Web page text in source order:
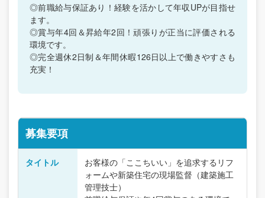
◎前職給与保証あり！経験を活かして年収UPが目指せ
ます。
◎賞与年4回＆昇給年2回！頑張りが正当に評価される
環境です。
◎完全週休2日制＆年間休暇126日以上で働きやすさも
充実！
募集要項
タイトル
お客様の「ここちいい」を追求するリフ
ォームや新築住宅の現場監督（建築施工
管理技士）